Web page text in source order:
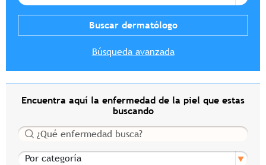
Búsqueda avanzada
Encuentra aquí la enfermedad de la piel que estas
buscando
Buscar
Por categoría